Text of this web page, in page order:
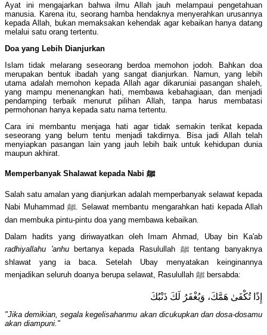
Ayat ini mengajarkan bahwa ilmu Allah jauh melampaui pengetahuan
manusia. Karena itu, seorang hamba hendaknya menyerahkan urusannya
kepada Allah, bukan memaksakan kehendak agar kebaikan hanya datang
melalui satu orang tertentu.
Doa yang Lebih Dianjurkan
Islam tidak melarang seseorang berdoa memohon jodoh. Bahkan doa
merupakan bentuk ibadah yang sangat dianjurkan. Namun, yang lebih
utama adalah memohon kepada Allah agar dikaruniai pasangan shaleh,
yang mampu menenangkan hati, membawa kebahagiaan, dan menjadi
pendamping terbaik menurut pilihan Allah, tanpa harus membatasi
permohonan hanya kepada satu nama tertentu.
Cara ini membantu menjaga hati agar tidak semakin terikat kepada
seseorang yang belum tentu menjadi takdirnya. Bisa jadi Allah telah
menyiapkan pasangan lain yang jauh lebih baik untuk kehidupan dunia
maupun akhirat.
Memperbanyak S halawat kepada Nabi ﷺ
Salah satu amalan yang dianjurkan adalah memperbanyak selawat kepada
Nabi Muhammad ﷺ. Selawat membantu mengarahkan hati kepada Allah
dan membuka pintu-pintu doa yang membawa kebaikan.
Dalam hadits yang diriwayatkan oleh Imam Ahmad, Ubay bin Ka'ab
radhiyallahu 'anhubertanya kepada Rasulullah ﷺ tentang banyaknya
shlawat yang ia baca. Setelah Ubay menyatakan keinginannya
menjadikan seluruh doanya berupa selawat, Rasulullah ﷺ bersabda:
إِذًا تُكْفَىٰ هَمَّكَ، وَيُغْفَرُ لَكَ ذَنْبُكَ
"Jika demikian, segala kegelisahanmu akan dicukupkan dan dosa-dosamu
akan diampuni."